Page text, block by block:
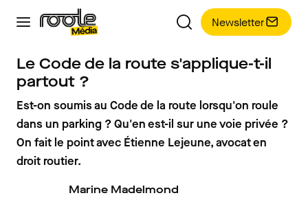
Newsletter
Le Code de la route s'applique-t-il
partout ?
Est-on soumis au Code de la route lorsqu'on roule
dans un parking ? Qu'en est-il sur une voie privée ?
On fait le point avec Étienne Lejeune, avocat en
droit routier.
Marine Madelmond